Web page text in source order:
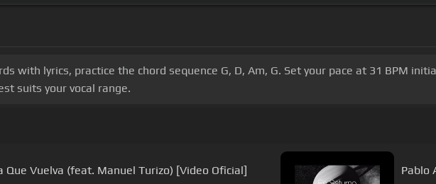
with lyrics, practice the chord sequence G, D, Am, G. Set your pace at 31 BPM
suits your vocal range.
Que Vuelva (feat. Manuel Turizo) [Video Oficial] Pablo